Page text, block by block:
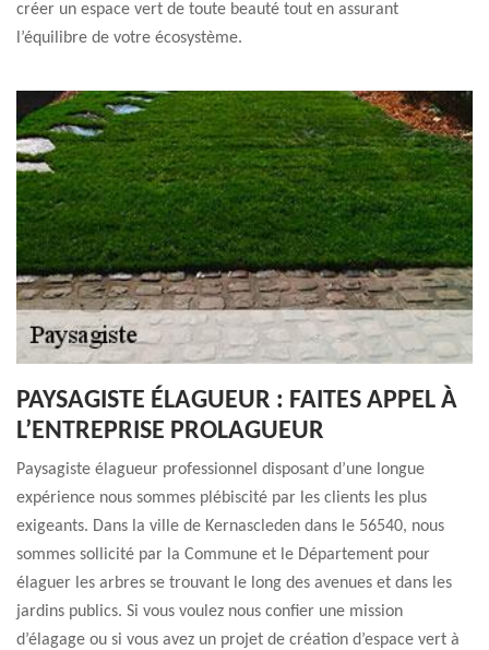
créer un espace vert de toute beauté tout en assurant
l’équilibre de votre écosystème.
PAYSAGISTE ÉLAGUEUR : FAITES APPEL À
L’ENTREPRISE PROLAGUEUR
Paysagiste élagueur professionnel disposant d’une longue
expérience nous sommes plébiscité par les clients les plus
exigeants. Dans la ville de Kernascleden dans le 56540, nous
sommes sollicité par la Commune et le Département pour
élaguer les arbres se trouvant le long des avenues et dans les
jardins publics. Si vous voulez nous confier une mission
d’élagage ou si vous avez un projet de création d’espace vert à